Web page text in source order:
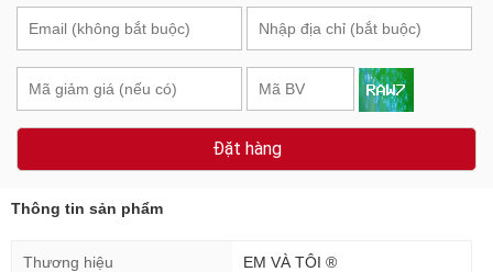
Đặt hàng
Thông tin sản phẩm
Thương hiệu EM VÀ TÔI ®